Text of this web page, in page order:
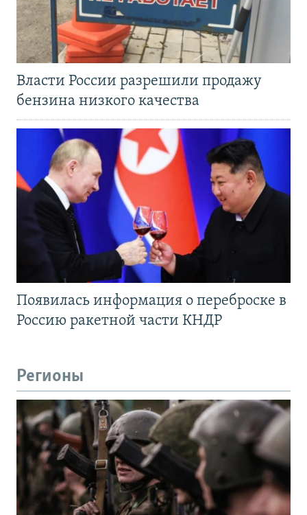
Власти России разрешили продажу
бензина низкого качества
Появилась информация о переброске в
Россию ракетной части КНДР
Регионы